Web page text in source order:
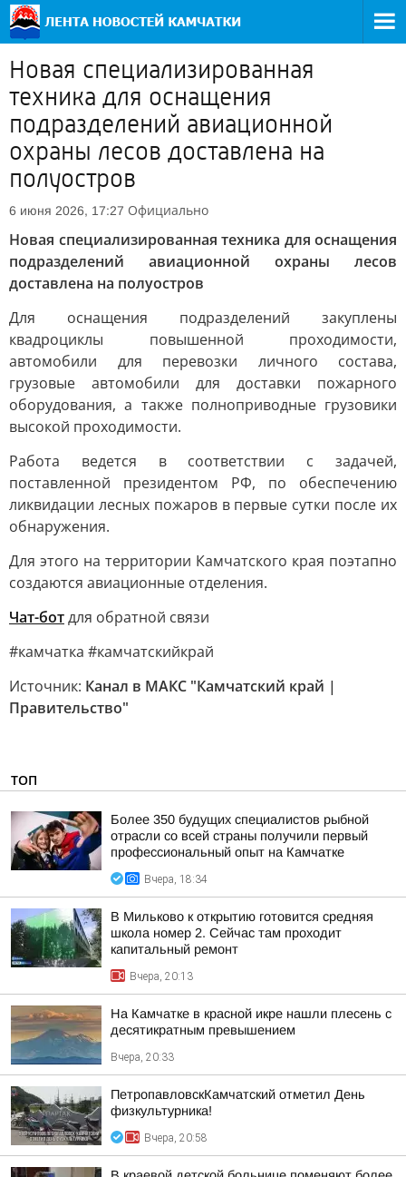
Новая специализированная
техника для оснащения
подразделений авиационной
охраны лесов доставлена на
полуостров
6 июня 2026, 17:27 Официально
Новая специализированная техника для оснащения
подразделений авиационной охраны лесов
доставлена на полуостров
Для оснащения подразделений закуплены
квадроциклы повышенной проходимости,
автомобили для перевозки личного состава,
грузовые автомобили для доставки пожарного
оборудования, а также полноприводные грузовики
высокой проходимости.
Работа ведется в соответствии с задачей,
поставленной президентом РФ, по обеспечению
ликвидации лесных пожаров в первые сутки после их
обнаружения.
Для этого на территории Камчатского края поэтапно
создаются авиационные отделения.
Чат-ботдля обратной связи
#камчатка #камчатскийкрай
Источник: Канал в МАКС "Камчатский край |
Правительство"
ТОП
Более 350 будущих специалистов рыбной
отрасли со всей страны получили первый
профессиональный опыт на Камчатке
Вчера, 18:34
В Мильково к открытию готовится средняя
школа номер 2. Сейчас там проходит
капитальный ремонт
Вчера, 20:13
На Камчатке в красной икре нашли плесень с
десятикратным превышением
Вчера, 20:33
ПетропавловскКамчатский отметил День
физкультурника!
Вчера, 20:58